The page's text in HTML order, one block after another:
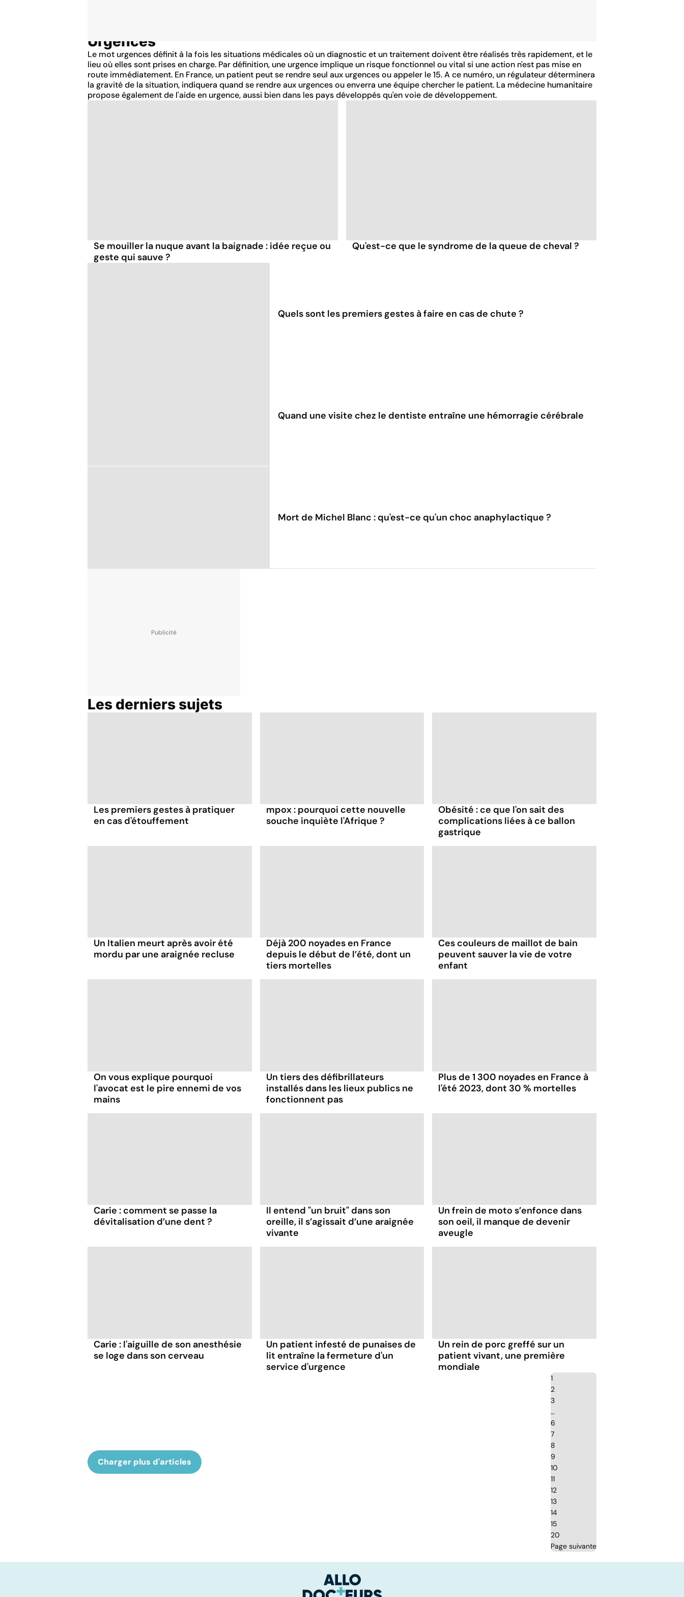
Urgences
Le mot urgences définit à la fois les situations médicales où un diagnostic et un traitement doivent être réalisés très rapidement, et le
lieu où elles sont prises en charge. Par définition, une urgence implique un risque fonctionnel ou vital si une action n'est pas mise en
route immédiatement. En France, un patient peut se rendre seul aux urgences ou appeler le 15. A ce numéro, un régulateur déterminera
la gravité de la situation, indiquera quand se rendre aux urgences ou enverra une équipe chercher le patient. La médecine humanitaire
propose également de l'aide en urgence, aussi bien dans les pays développés qu'en voie de développement.
Se mouiller la nuque avant la baignade : idée reçue ou
geste qui sauve ?
Qu'est-ce que le syndrome de la queue de cheval ?
Quels sont les premiers gestes à faire en cas de chute ?
Quand une visite chez le dentiste entraîne une hémorragie cérébrale
Mort de Michel Blanc : qu'est-ce qu'un choc anaphylactique ?
Les derniers sujets
Les premiers gestes à pratiquer
en cas d'étouffement
mpox : pourquoi cette nouvelle
souche inquiète l'Afrique ?
Obésité : ce que l'on sait des
complications liées à ce ballon
gastrique
Un Italien meurt après avoir été
mordu par une araignée recluse
Déjà 200 noyades en France
depuis le début de l’été, dont un
tiers mortelles
Ces couleurs de maillot de bain
peuvent sauver la vie de votre
enfant
On vous explique pourquoi
l'avocat est le pire ennemi de vos
mains
Un tiers des défibrillateurs
installés dans les lieux publics ne
fonctionnent pas
Plus de 1 300 noyades en France à
l'été 2023, dont 30 % mortelles
Carie : comment se passe la
dévitalisation d’une dent ?
Il entend "un bruit" dans son
oreille, il s’agissait d’une araignée
vivante
Un frein de moto s’enfonce dans
son oeil, il manque de devenir
aveugle
Carie : l'aiguille de son anesthésie
se loge dans son cerveau
Un patient infesté de punaises de
lit entraîne la fermeture d'un
service d'urgence
Un rein de porc greffé sur un
patient vivant, une première
mondiale
Charger plus d'articles
1
2
3
…
6
7
8
9
10
11
12
13
14
15
20
Page suivante